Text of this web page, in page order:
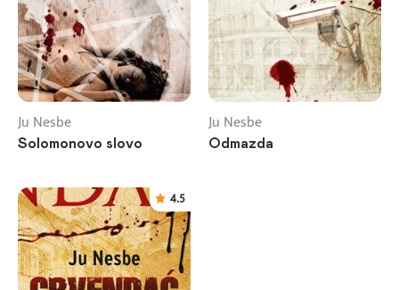
Ju Nesbe
Solomonovo slovo
Ju Nesbe
Odmazda
4.5